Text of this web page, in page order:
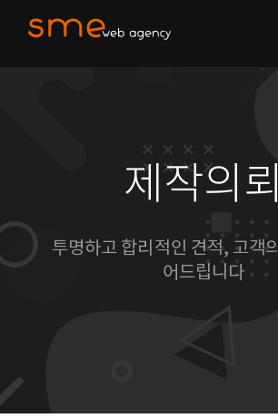
제작의뢰
투명하고 합리적인 견적, 고객
어드립니다